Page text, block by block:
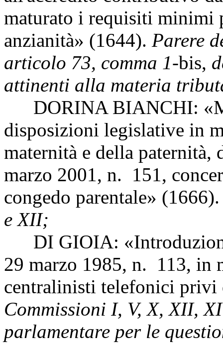
maturato i requisiti minimi
anzianità» (1644). Parere
articolo 73, comma 1-bis,
attinenti alla materia
DORINA BIANCHI:
disposizioni legislative in
maternità e della
marzo 2001, n. 151,
congedo parentale»
e XII;
DI GIOIA:
29 marzo 1985, n. 113, in
centralinisti telefonici
Commissioni I, V, X, XII,
parlamentare per le